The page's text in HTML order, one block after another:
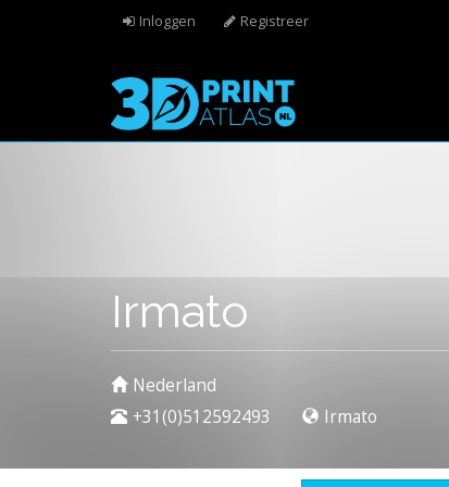
Overslaan en naar de algemene inhoud gaan
Inloggen Registreer
Irmato
Nederland
+31(0)512592493
Irmato